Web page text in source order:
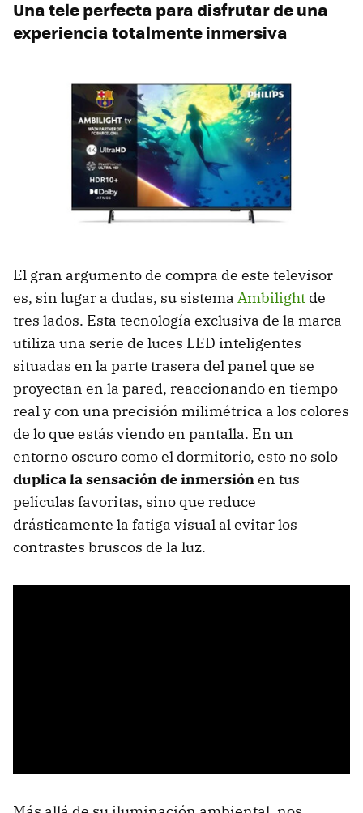
Una tele perfecta para disfrutar de una
experiencia totalmente inmersiva
El gran argumento de compra de este televisor
es, sin lugar a dudas, su sistema Ambilight de
tres lados. Esta tecnología exclusiva de la marca
utiliza una serie de luces LED inteligentes
situadas en la parte trasera del panel que se
proyectan en la pared, reaccionando en tiempo
real y con una precisión milimétrica a los colores
de lo que estás viendo en pantalla. En un
entorno oscuro como el dormitorio, esto no solo
duplica la sensación de inmersiónen tus
películas favoritas, sino que reduce
drásticamente la fatiga visual al evitar los
contrastes bruscos de la luz.